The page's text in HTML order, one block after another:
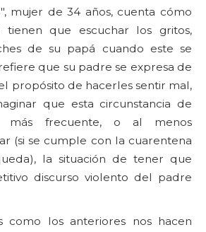
mujer de 34 años, cuenta cómo
que escuchar los gritos,
de su papá cuando este se
que su padre se expresa de
propósito de hacerles sentir mal,
que esta circunstancia de
más frecuente, o al menos
(si se cumple con la cuarentena
la situación de tener que
discurso violento del padre
como los anteriores nos hacen